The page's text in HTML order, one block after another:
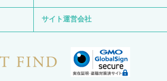
サイト運営会社